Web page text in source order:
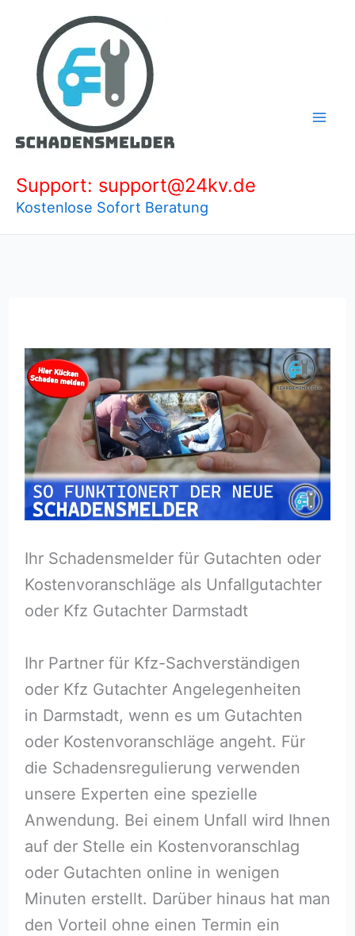
springen
Support: support@24kv.de
Kostenlose Sofort Beratung
Ihr Schadensmelder für Gutachten oder
Kostenvoranschläge als Unfallgutachter
oder Kfz Gutachter Darmstadt
Ihr Partner für Kfz-Sachverständigen
oder Kfz Gutachter Angelegenheiten
in Darmstadt, wenn es um Gutachten
oder Kostenvoranschläge angeht. Für
die Schadensregulierung verwenden
unsere Experten eine spezielle
Anwendung. Bei einem Unfall wird Ihnen
auf der Stelle ein Kostenvoranschlag
oder Gutachten online in wenigen
Minuten erstellt. Darüber hinaus hat man
den Vorteil ohne einen Termin ein